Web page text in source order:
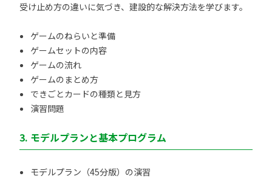
受け止め方の違いに気づき、建設的な解決方法を学びます。
ゲームのねらいと準備
ゲームセットの内容
ゲームの流れ
ゲームのまとめ方
できごとカードの種類と見方
演習問題
3. モデルプランと基本プログラム
モデルプラン（45分版）の演習